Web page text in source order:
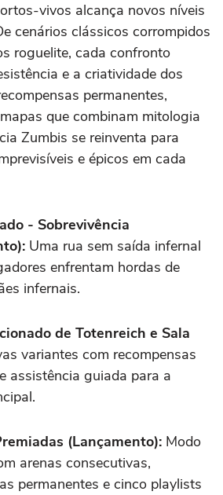
vivos alcança novos níveis
cenários clássicos corrompidos
roguelite, cada confronto
e a criatividade dos
permanentes,
que combinam mitologia
Zumbis se reinventa para
e épicos em cada
- Sobrevivência
Uma rua sem saída infernal
enfrentam hordas de
infernais.
de Totenreich e Sala
variantes com recompensas
assistência guiada para a
(Lançamento): Modo
arenas consecutivas,
permanentes e cinco playlists